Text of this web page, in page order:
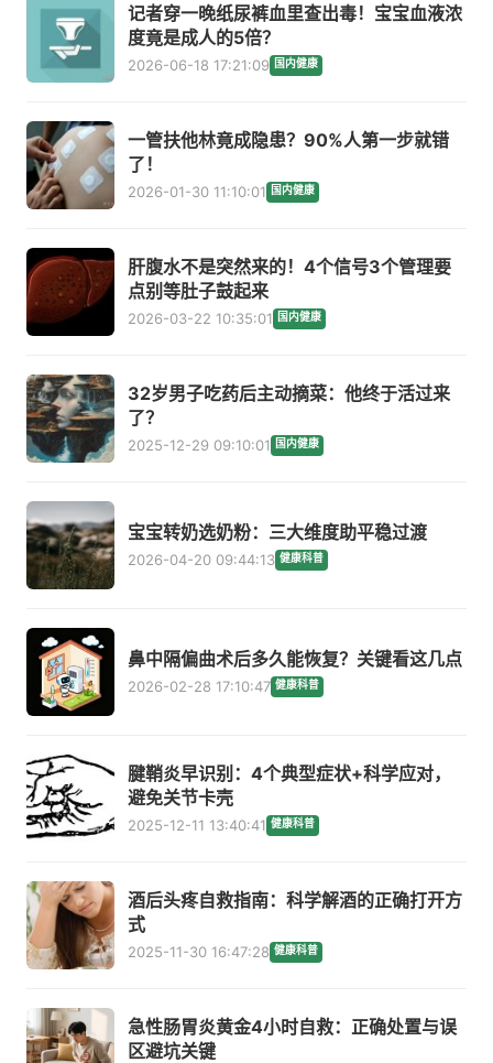
记者穿一晚纸尿裤血里查出毒！宝宝血液浓
度竟是成人的5倍？
2026-06-18 17:21:09 国内健康
一管扶他林竟成隐患？90%人第一步就错
了！
2026-01-30 11:10:01 国内健康
肝腹水不是突然来的！4个信号3个管理要
点别等肚子鼓起来
2026-03-22 10:35:01 国内健康
32岁男子吃药后主动摘菜：他终于活过来
了？
2025-12-29 09:10:01 国内健康
宝宝转奶选奶粉：三大维度助平稳过渡
2026-04-20 09:44:13 健康科普
鼻中隔偏曲术后多久能恢复？关键看这几点
2026-02-28 17:10:47 健康科普
腱鞘炎早识别：4个典型症状+科学应对，
避免关节卡壳
2025-12-11 13:40:41 健康科普
酒后头疼自救指南：科学解酒的正确打开方
式
2025-11-30 16:47:28 健康科普
急性肠胃炎黄金4小时自救：正确处置与误
区避坑关键